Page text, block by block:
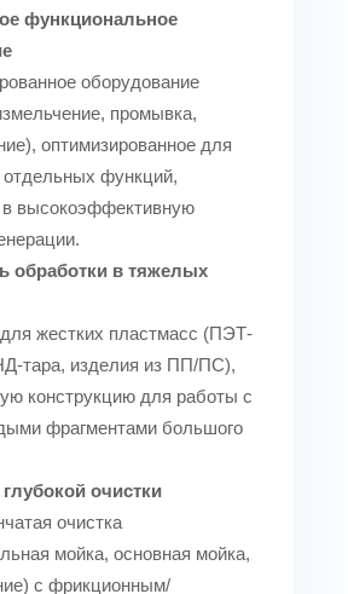
функциональное
оборудование
промывка,
оптимизированное для
функций,
высокоэффективную
обработки в тяжелых
жестких пластмасс (ПЭТ-
тара, изделия из ПП/ПС),
конструкцию для работы с
фрагментами большого
глубокой очистки
очистка
мойка, основная мойка,
с фрикционным/